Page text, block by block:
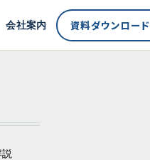
会社案内 資料ダウンロード
説